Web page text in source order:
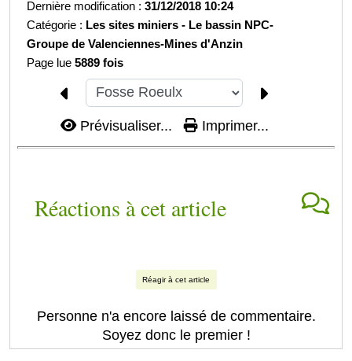
Dernière modification :31/12/2018 10:24
Catégorie : Les sites miniers - Le bassin NPC-
Groupe de Valenciennes-Mines d'Anzin
Page lue5889 fois
Prévisualiser... Imprimer...
Réactions à cet article
Réagir à cet article
Personne n'a encore laissé de commentaire.
Soyez donc le premier !